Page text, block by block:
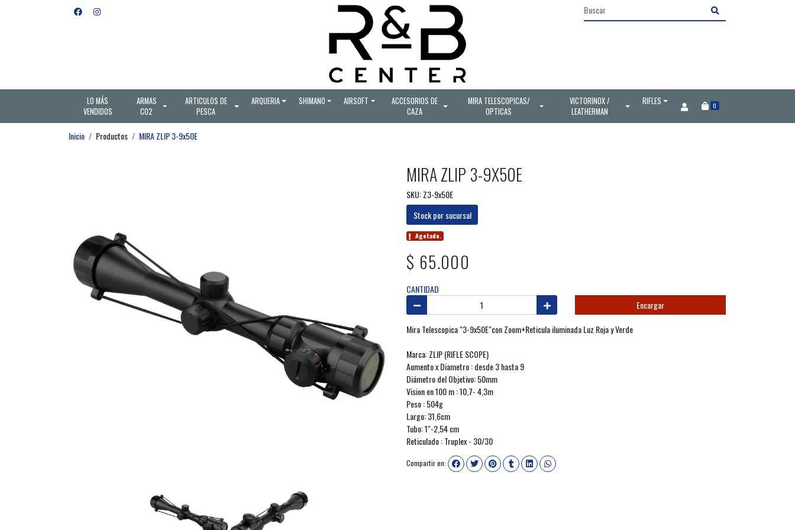
LO MÁS
VENDIDOS
ARMAS
CO2
ARTICULOS DE
PESCA
ARQUERIA SHIMANO AIRSOFT
ACCESORIOS DE
CAZA
MIRA TELESCOPICAS/
OPTICAS
VICTORINOX /
LEATHERMAN
RIFLES 0
Inicio Productos MIRA ZLIP 3-9x50E
MIRA ZLIP 3-9X50E
SKU: Z3-9x50E
Stock por sucursal
Agotado.
$ 65.000
CANTIDAD
Encargar
Mira Telescopica "3-9x50E"con Zoom+Reticula iluminada Luz Roja y Verde
Marca: ZLIP (RIFLE SCOPE)
Aumento x Diametro : desde 3 hasta 9
Diámetro del Objetivo: 50mm
Vision en 100 m : 10,7- 4,3m
Peso : 504g
Largo: 31,6cm
Tubo: 1"-2,54 cm
Reticulado : Truplex - 30/30
Compartir en: